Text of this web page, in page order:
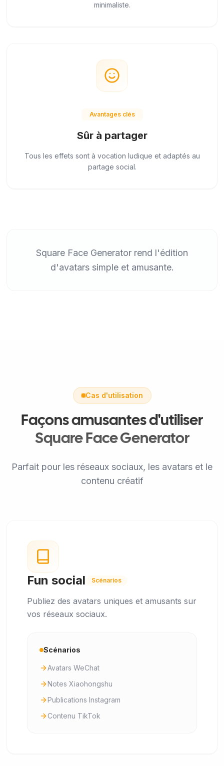
minimaliste.
Avantages clés
Sûr à partager
Tous les effets sont à vocation ludique et adaptés au
partage social.
Square Face Generator rend l'édition
d'avatars simple et amusante.
Cas d'utilisation
Façons amusantes d'utiliser
Square Face Generator
Parfait pour les réseaux sociaux, les avatars et le
contenu créatif
Fun social Scénarios
Publiez des avatars uniques et amusants sur
vos réseaux sociaux.
Scénarios
Avatars WeChat
Notes Xiaohongshu
Publications Instagram
Contenu TikTok